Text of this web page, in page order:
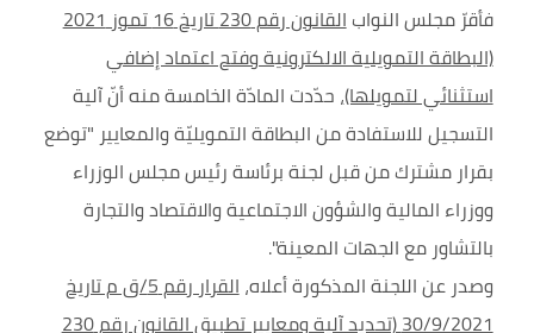
فأقرّ مجلس النواب
القانون رقم 230 تاريخ 16 تموز 2021
(البطاقة التمويلية الالكترونية وفتح اعتماد إضافي
استثنائي لتمويلها)، حدّدت المادّة الخامسة منه أنّ آلية
التسجيل للاستفادة من البطاقة التمويليّة والمعايير "توضع
بقرار مشترك من قبل لجنة برئاسة رئيس مجلس الوزراء
ووزراء المالية والشؤون الاجتماعية والاقتصاد والتجارة
بالتشاور مع الجهات المعينة".
وصدر عن اللجنة المذكورة أعلاه،
القرار رقم 5/ق م تاريخ
30/9/2021 (تحديد آلية ومعايير تطبيق القانون رقم 230